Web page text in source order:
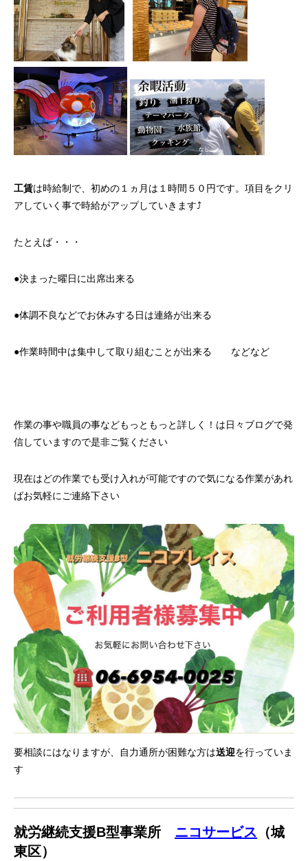
工賃は時給制で、初めの１ヵ月は１時間５０円です。項目をクリ
アしていく事で時給がアップしていきます⤴
たとえば・・・
●決まった曜日に出席出来る
●体調不良などでお休みする日は連絡が出来る
●作業時間中は集中して取り組むことが出来る などなど
作業の事や職員の事などもっともっと詳しく！は日々ブログで発
信していますので是非ご覧ください
現在はどの作業でも受け入れが可能ですので気になる作業があれ
ばお気軽にご連絡下さい
要相談にはなりますが、自力通所が困難な方は送迎を行っていま
す
就労継続支援B型事業所 ニコサービス （城
東区）